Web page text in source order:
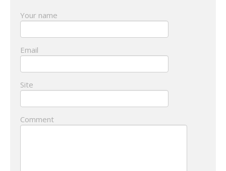
Your name
Email
Site
Comment